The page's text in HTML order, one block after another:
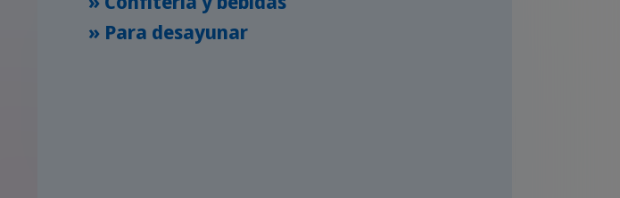
» Para desayunar